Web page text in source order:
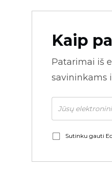
Kaip
Patarimai iš
savininkams
Sutinku gauti